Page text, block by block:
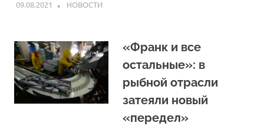
09.08.2021 ARPP
НОВОСТИ
«Франк и все
остальные»: в
рыбной отрасли
затеяли новый
«передел»